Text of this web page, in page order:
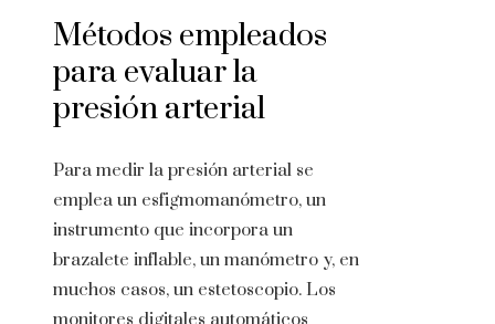
Métodos empleados
para evaluar la
presión arterial
Para medir la presión arterial se
emplea un esfigmomanómetro, un
instrumento que incorpora un
brazalete inflable, un manómetro y, en
muchos casos, un estetoscopio. Los